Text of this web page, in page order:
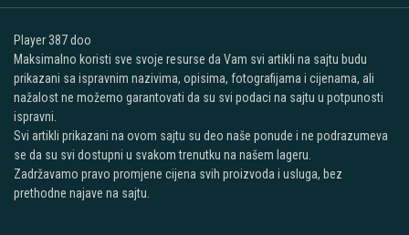
Player 387 doo
Maksimalno koristi sve svoje resurse da Vam svi artikli na sajtu budu
prikazani sa ispravnim nazivima, opisima, fotografijama i cijenama, ali
nažalost ne možemo garantovati da su svi podaci na sajtu u potpunosti
ispravni.
Svi artikli prikazani na ovom sajtu su deo naše ponude i ne podrazumeva
se da su svi dostupni u svakom trenutku na našem lageru.
Zadržavamo pravo promjene cijena svih proizvoda i usluga, bez
prethodne najave na sajtu.